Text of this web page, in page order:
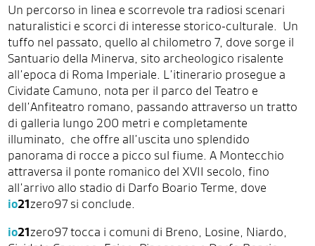
Un percorso in linea e scorrevole tra radiosi scenari
naturalistici e scorci di interesse storico-culturale. Un
tuffo nel passato, quello al chilometro 7, dove sorge il
Santuario della Minerva, sito archeologico risalente
all’epoca di Roma Imperiale. L’itinerario prosegue a
Cividate Camuno, nota per il parco del Teatro e
dell’Anfiteatro romano, passando attraverso un tratto
di galleria lungo 200 metri e completamente
illuminato, che offre all’uscita uno splendido
panorama di rocce a picco sul fiume. A Montecchio
attraversa il ponte romanico del XVII secolo, fino
all’arrivo allo stadio di Darfo Boario Terme, dove
io21zero97 si conclude.
io21zero97 tocca i comuni di Breno, Losine, Niardo,